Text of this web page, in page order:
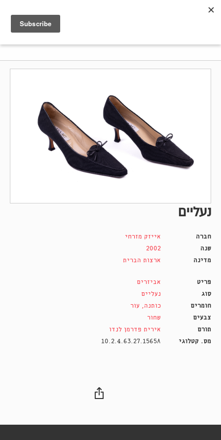
נעליים
חברה
אייזק מזרחי
שנה
2002
מדינה
ארצות הברית
פריט
אביזרים
סוג
נעליים
חומרים
כותנה, עור
צבעים
שחור
תורם
אירית פדרמן לנדו
מס. קטלוגי
10.2.4.63.27.1565A